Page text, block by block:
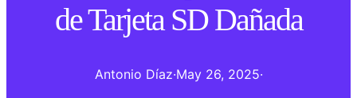
de Tarjeta SD Dañada
Antonio Díaz·May 26, 2025·